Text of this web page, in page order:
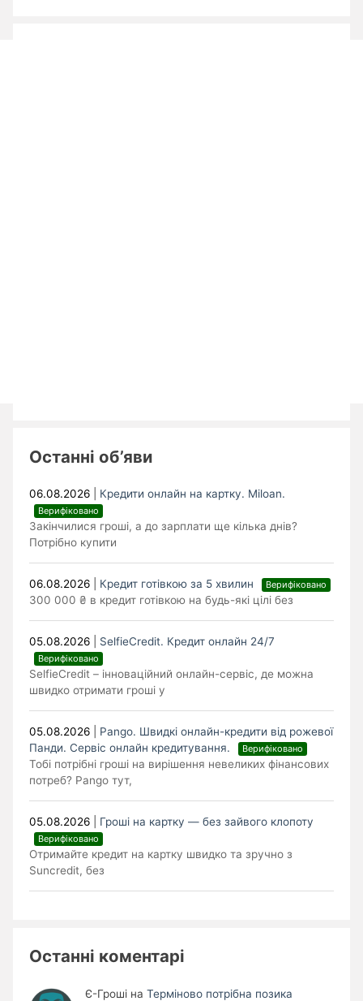
Останні об’яви
06.08.2026 Кредити онлайн на картку. Miloan.
Верифіковано
Закінчилися гроші, а до зарплати ще кілька днів?
Потрібно купити
06.08.2026 Кредит готівкою за 5 хвилин Верифіковано
300 000 ₴ в кредит готівкою на будь-які цілі без
05.08.2026 SelfieCredit. Кредит онлайн 24/7
Верифіковано
SelfieCredit – інноваційний онлайн-сервіс, де можна
швидко отримати гроші у
05.08.2026
Pango. Швидкі онлайн-кредити від рожевої
Панди. Cервіс онлайн кредитування.
Верифіковано
Тобі потрібні гроші на вирішення невеликих фінансових
потреб? Pango тут,
05.08.2026 Гроші на картку — без зайвого клопоту
Верифіковано
Отримайте кредит на картку швидко та зручно з
Suncredit, без
Останні коментарі
Є-Гроші на Терміново потрібна позика